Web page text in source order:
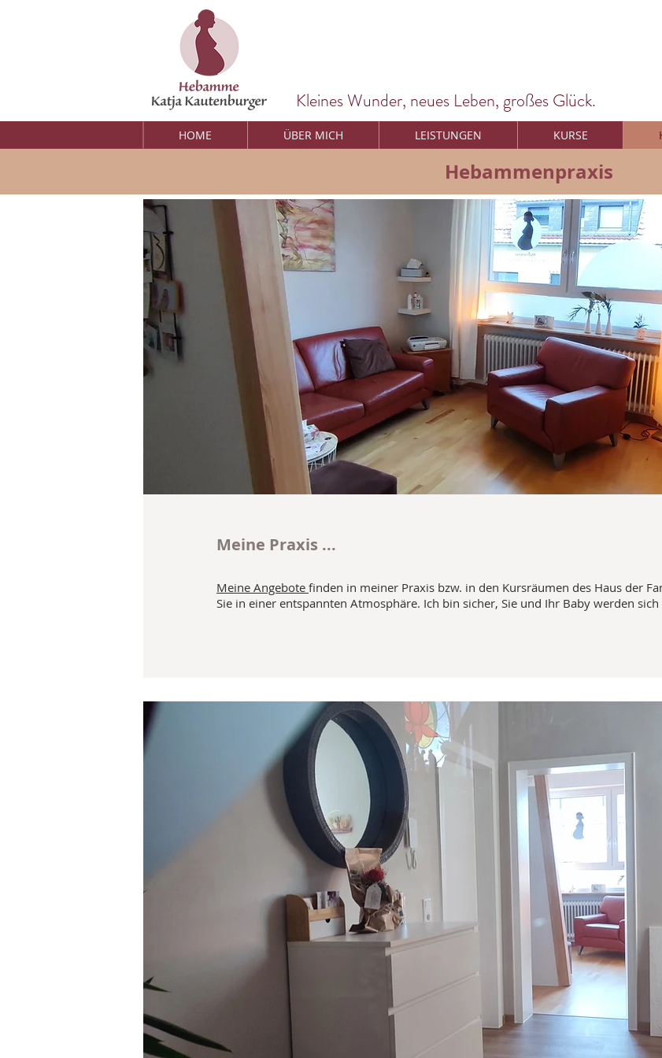
Kleines Wunder, neues Leben, großes Glück.
HOME ÜBER MICH LEISTUNGEN KURSE
Hebammenpraxis
Meine Praxis ...
Meine Angebote finden in meiner Praxis bzw. in den Kursräumen des Haus der
Sie in einer entspannten Atmosphäre. Ich bin sicher, Sie und Ihr Baby werden